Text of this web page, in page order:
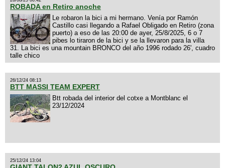
ROBADA en Retiro anoche
Le robaron la bici a mi hermano. Venía por Ramón
Castillo casi llegando a Rafael Obligado en Retiro (zona
puerto) a eso de las 20:00 de ayer, 25/8/2025, 6 o 7
pibes lo tiraron de la bici y se la llevaron para la villa
31. La bici es una mountain BRONCO del año 1996 rodado 26', cuadro
talle chico
26/12/24 08:13
BTT MASSI TEAM EXPERT
Btt robada del interior del cotxe a Montblanc el
23/12/2024
25/12/24 13:04